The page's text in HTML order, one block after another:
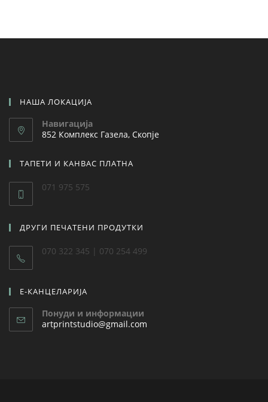
НАША ЛОКАЦИЈА
Навигација
852 Комплекс Газела, Скопје
ТАПЕТИ И КАНВАС ПЛАТНА
071 975 575
ДРУГИ ПЕЧАТЕНИ ПРОДУТКИ
070 322 345 | 070 254 499
Е-КАНЦЕЛАРИЈА
Понуди и информации
artprintstudio@gmail.com